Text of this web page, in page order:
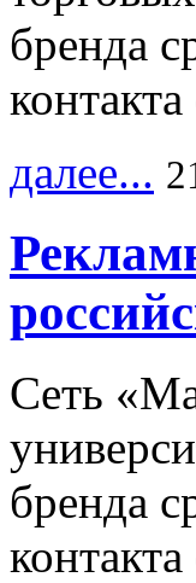
бренда
далее...
Сеть
бренда